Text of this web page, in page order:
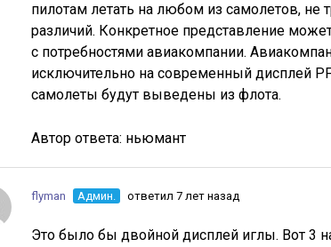
пилотам летать на любом из самолетов, не
различий. Конкретное представление
с потребностями авиакомпании.
исключительно на современный дисплей
самолеты будут выведены из флота.
Автор ответа: ньюмант
flyman Админ. ответил 7 лет назад
Это было бы двойной дисплей иглы. Вот 3